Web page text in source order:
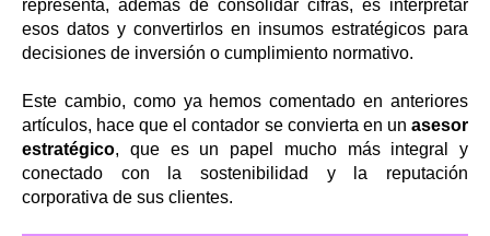
representa, además de consolidar cifras, es interpretar
esos datos y convertirlos en insumos estratégicos para
decisiones de inversión o cumplimiento normativo.
Este cambio, como ya hemos comentado en anteriores
artículos, hace que el contador se convierta en un asesor
estratégico, que es un papel mucho más integral y
conectado con la sostenibilidad y la reputación
corporativa de sus clientes.